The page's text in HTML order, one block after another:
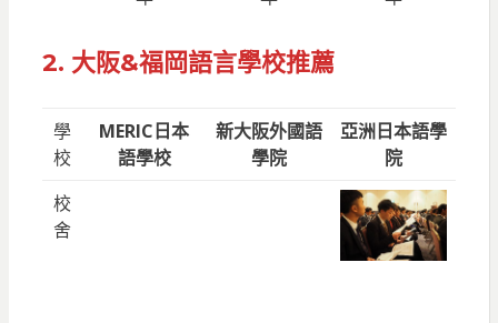
2. 大阪&福岡語言學校推薦
學
校
MERIC日本
語學校
新大阪外國語
學院
亞洲日本語學
院
校
舍